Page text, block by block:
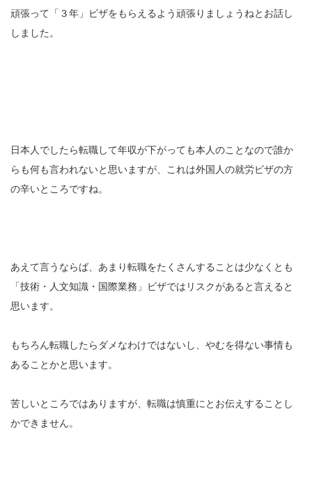
頑張って「３年」ビザをもらえるよう頑張りましょうねとお話し
しました。
日本人でしたら転職して年収が下がっても本人のことなので誰か
らも何も言われないと思いますが、これは外国人の就労ビザの方
の辛いところですね。
あえて言うならば、あまり転職をたくさんすることは少なくとも
「技術・人文知識・国際業務」ビザではリスクがあると言えると
思います。
もちろん転職したらダメなわけではないし、やむを得ない事情も
あることかと思います。
苦しいところではありますが、転職は慎重にとお伝えすることし
かできません。